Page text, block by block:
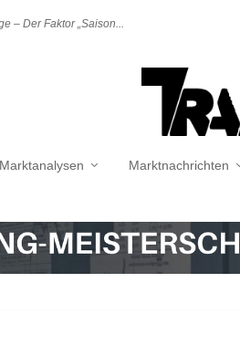
– Der Faktor „Saison...
Marktanalysen Marktnachrichten